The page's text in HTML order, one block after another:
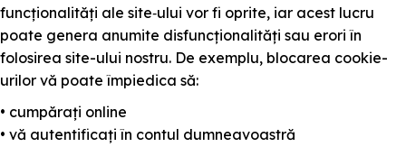
funcționalități ale site‑ului vor fi oprite, iar acest lucru
poate genera anumite disfuncționalități sau erori în
folosirea site-ului nostru. De exemplu, blocarea cookie-
urilor vă poate împiedica să:
• cumpărați online
• vă autentificați în contul dumneavoastră